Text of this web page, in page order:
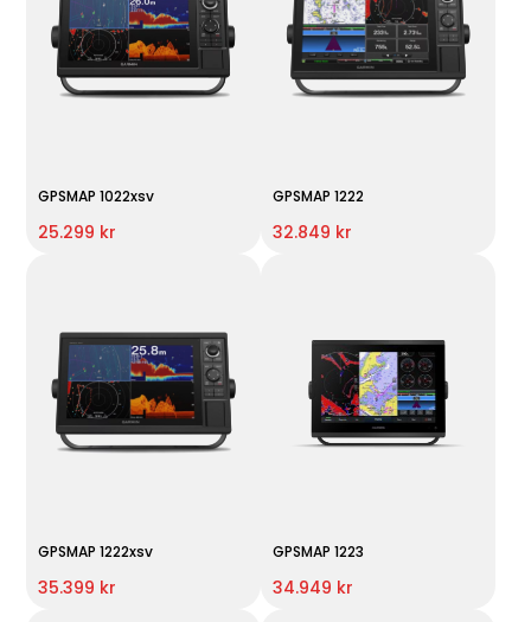
GPSMAP 1022xsv
25.299 kr
GPSMAP 1222
32.849 kr
GPSMAP 1222xsv
35.399 kr
GPSMAP 1223
34.949 kr